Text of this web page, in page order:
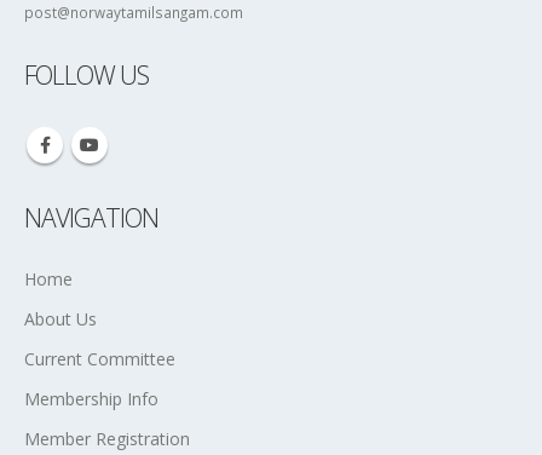
post@norwaytamilsangam.com
FOLLOW US
NAVIGATION
Home
About Us
Current Committee
Membership Info
Member Registration